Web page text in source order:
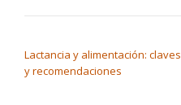
Lactancia y alimentación: claves
y recomendaciones